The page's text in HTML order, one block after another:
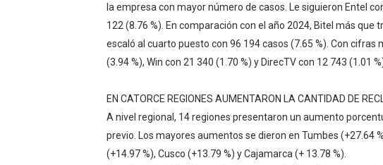
la empresa con mayor número de casos. Le siguieron Entel
122 (8.76 %). En comparación con el año 2024, Bitel más
escaló al cuarto puesto con 96 194 casos (7.65 %). Con
(3.94 %), Win con 21 340 (1.70 %) y DirecTV con 12 743 (1.01
EN CATORCE REGIONES AUMENTARON LA CANTIDAD DE
A nivel regional, 14 regiones presentaron un aumento
previo. Los mayores aumentos se dieron en Tumbes (+27.64
(+14.97 %), Cusco (+13.79 %) y Cajamarca (+ 13.78 %).